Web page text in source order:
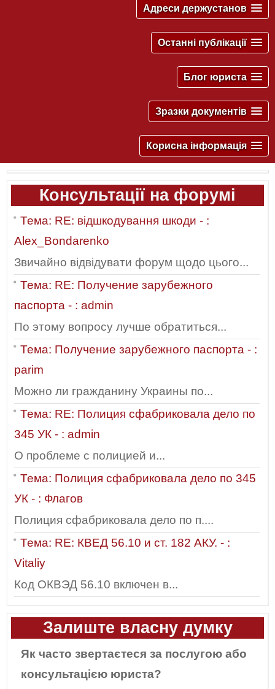
Адреси держустанов
Останні публікації
Блог юриста
Зразки документів
Корисна інформація
Консультації на форумі
Тема: RE: відшкодування шкоди - :
Alex_Bondarenko
Звичайно відвідувати форум щодо цього...
Тема: RE: Получение зарубежного
паспорта - : admin
По этому вопросу лучше обратиться...
Тема: Получение зарубежного паспорта - :
parim
Можно ли гражданину Украины по...
Тема: RE: Полиция сфабриковала дело по
345 УК - : admin
О проблеме с полицией и...
Тема: Полиция сфабриковала дело по 345
УК - : Флагов
Полиция сфабриковала дело по п....
Тема: RE: КВЕД 56.10 и ст. 182 АКУ. - :
Vitaliy
Код ОКВЭД 56.10 включен в...
Залиште власну думку
Як часто звертаєтеся за послугою або
консультацією юриста?